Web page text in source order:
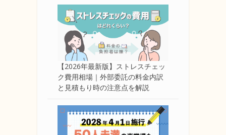
【2026年最新版】ストレスチェッ
ク費用相場｜外部委託の料金内訳
と見積もり時の注意点を解説